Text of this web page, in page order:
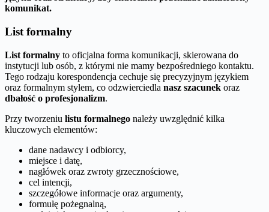
komunikat.
List formalny
List formalny to oficjalna forma komunikacji, skierowana do
instytucji lub osób, z którymi nie mamy bezpośredniego kontaktu.
Tego rodzaju korespondencja cechuje się precyzyjnym językiem
oraz formalnym stylem, co odzwierciedla nasz szacunek oraz
dbałość o profesjonalizm.
Przy tworzeniu listu formalnego należy uwzględnić kilka
kluczowych elementów:
dane nadawcy i odbiorcy,
miejsce i datę,
nagłówek oraz zwroty grzecznościowe,
cel intencji,
szczegółowe informacje oraz argumenty,
formułę pożegnalną,